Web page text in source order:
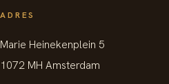
ADRES
Marie Heinekenplein 5
1072 MH Amsterdam